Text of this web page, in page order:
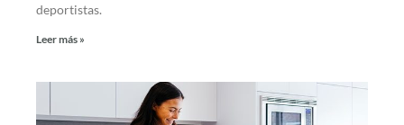
deportistas.
Leer más »